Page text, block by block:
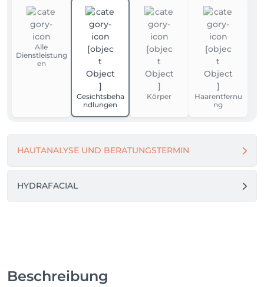
Lassen Sie uns gemeinsam den Weg zu Ihrer
schönsten Haut gehen.
Stornierungsregeln:
48 Stunden vor Termin: Keine Gebühr
24 Stunden vor Termin: 50% des Behandlungspreises
Kurzfristige Absagen und Nichterscheinen voller
Alle
Dienstleistung
en
Gesichtsbeha
ndlungen
Körper
Haarentfernu
ng
HAUTANALYSE UND BERATUNGSTERMIN
HYDRAFACIAL
Beschreibung